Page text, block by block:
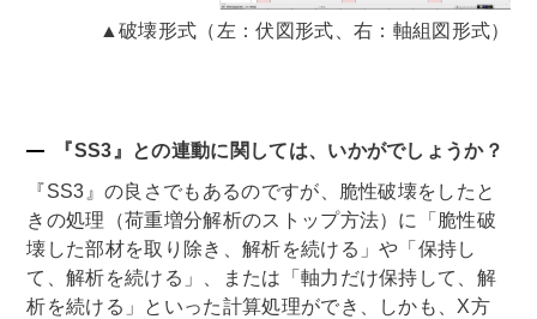
▲破壊形式（左：伏図形式、右：軸組図形式）
『SS3』との連動に関しては、いかがでしょうか？
『SS3』の良さでもあるのですが、脆性破壊をしたと
きの処理（荷重増分解析のストップ方法）に「脆性破
壊した部材を取り除き、解析を続ける」や「保持し
て、解析を続ける」、または「軸力だけ保持して、解
析を続ける」といった計算処理ができ、しかも、X方